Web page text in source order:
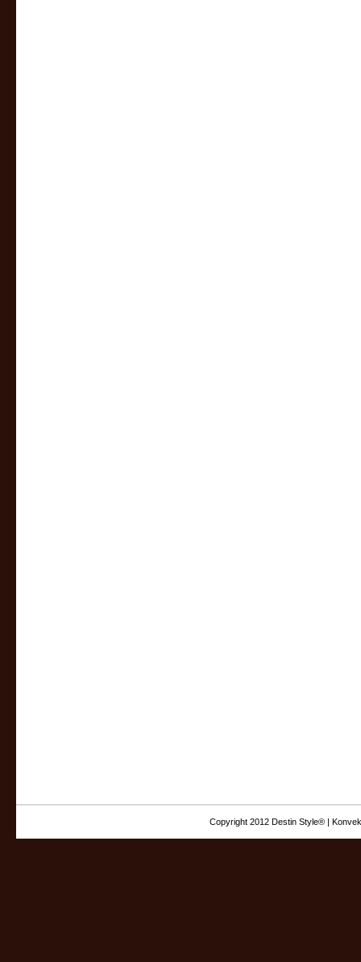
Copyright 2012 Destin Style® |